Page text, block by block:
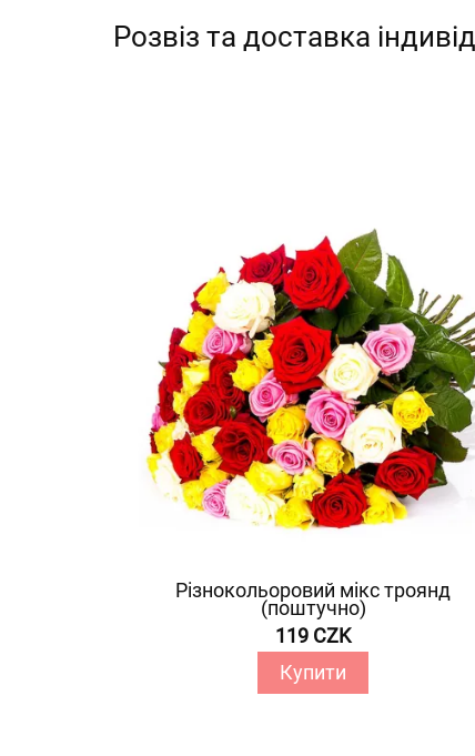
Розвіз та доставка
Різнокольоровий мікс троянд
(поштучно)
119 CZK
Купити